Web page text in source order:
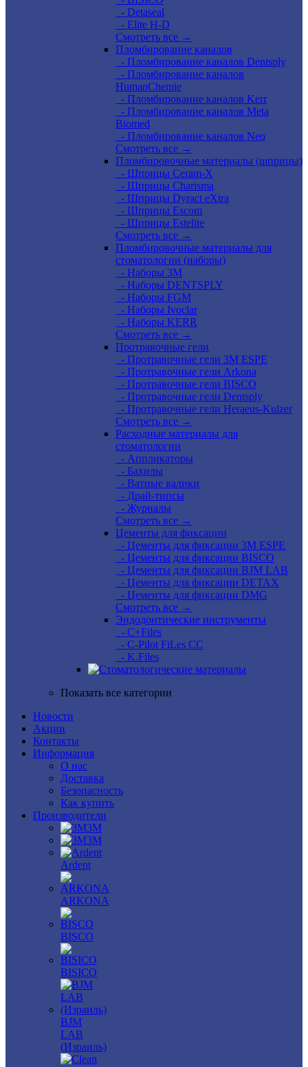
- Detaseal
- Elite H-D
Смотреть все →
Пломбирование каналов
- Пломбирование каналов Dentsply
- Пломбирование каналов
HumanChemie
- Пломбирование каналов Kerr
- Пломбирование каналов Meta
Biomed
- Пломбирование каналов Neo
Смотреть все →
Пломбировочные материалы (шприцы)
- Шприцы Ceram-X
- Шприцы Charisma
- Шприцы Dyract eXtra
- Шприцы Escom
- Шприцы Estelite
Смотреть все →
Пломбировочные материалы для
стоматологии (наборы)
- Наборы 3М
- Наборы DENTSPLY
- Наборы FGM
- Наборы Ivoclar
- Наборы KERR
Смотреть все →
Протравочные гели
- Протравочные гели 3М ESPE
- Протравочные гели Arkona
- Протравочные гели BISCO
- Протравочные гели Dentsply
- Протравочные гели Heraeus-Kulzer
Смотреть все →
Расходные материалы для
стоматологии
- Аппликаторы
- Бахилы
- Ватные валики
- Драй-типсы
- Журналы
Смотреть все →
Цементы для фиксации
- Цементы для фиксации 3M ESPE
- Цементы для фиксации BISCO
- Цементы для фиксации BJM LAB
- Цементы для фиксации DETAX
- Цементы для фиксации DMG
Смотреть все →
Эндодонтические инструменты
- C+Files
- C-Pilot FiLes CC
- K.Files
Показать все категории
Новости
Акции
Контакты
Информация
О нас
Доставка
Безопасность
Как купить
Производители
3M
3М
Ardent
ARKONA
BISCO
BISICO
BJM
LAB
(Израиль)